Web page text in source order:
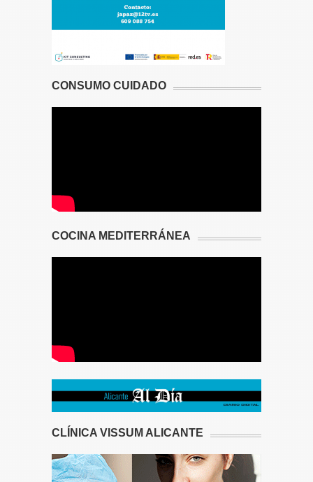
CONSUMO CUIDADO
COCINA MEDITERRÁNEA
CLÍNICA VISSUM ALICANTE